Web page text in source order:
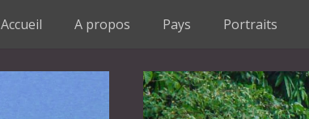
Accueil A propos Pays Portraits